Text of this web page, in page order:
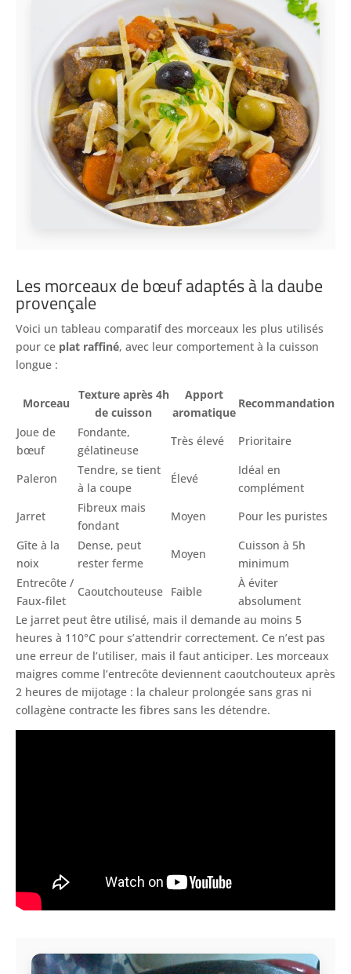
Les morceaux de bœuf adaptés à la daube
provençale
Voici un tableau comparatif des morceaux les plus utilisés
pour ce plat raffiné, avec leur comportement à la cuisson
longue :
Morceau
Texture après 4h
de cuisson
Apport
aromatique
Recommandation
Joue de
bœuf
Fondante,
gélatineuse
Très élevé Prioritaire
Paleron
Tendre, se tient
à la coupe
Élevé
Idéal en
complément
Jarret
Fibreux mais
fondant
Moyen
Pour les puristes
Gîte à la
noix
Dense, peut
rester ferme
Moyen
Cuisson à 5h
minimum
Entrecôte /
Faux-filet
Caoutchouteuse Faible
À éviter
absolument
Le jarret peut être utilisé, mais il demande au moins 5
heures à 110°C pour s’attendrir correctement. Ce n’est pas
une erreur de l’utiliser, mais il faut anticiper. Les morceaux
maigres comme l’entrecôte deviennent caoutchouteux après
2 heures de mijotage : la chaleur prolongée sans gras ni
collagène contracte les fibres sans les détendre.